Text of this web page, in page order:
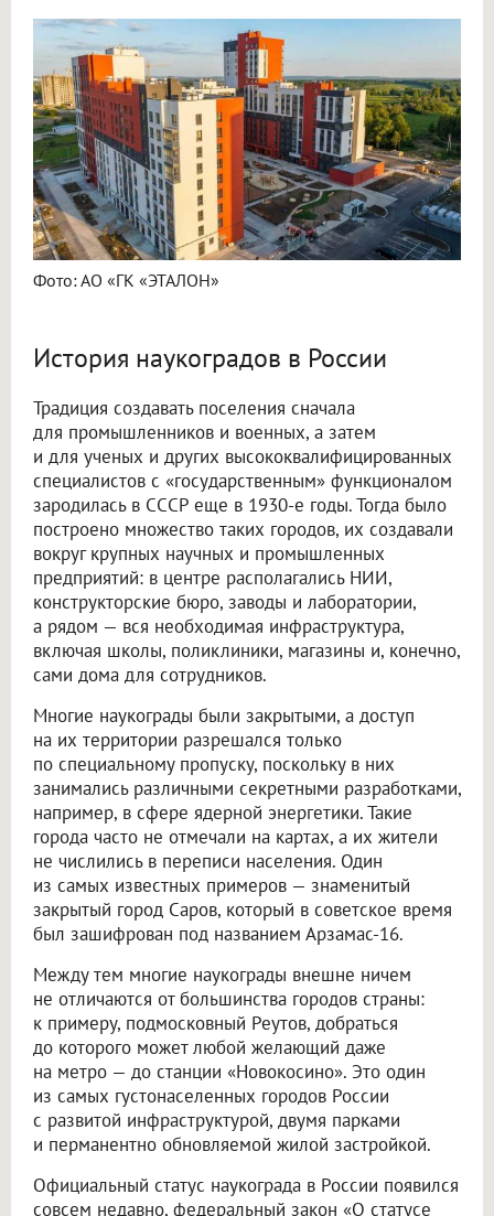
Фото: АО «ГК «ЭТАЛОН»
История наукоградов в России
Традиция создавать поселения сначала
для промышленников и военных, а затем
и для ученых и других высококвалифицированных
специалистов с «государственным» функционалом
зародилась в СССР еще в 1930-е годы. Тогда было
построено множество таких городов, их создавали
вокруг крупных научных и промышленных
предприятий: в центре располагались НИИ,
конструкторские бюро, заводы и лаборатории,
а рядом — вся необходимая инфраструктура,
включая школы, поликлиники, магазины и, конечно,
сами дома для сотрудников.
Многие наукограды были закрытыми, а доступ
на их территории разрешался только
по специальному пропуску, поскольку в них
занимались различными секретными разработками,
например, в сфере ядерной энергетики. Такие
города часто не отмечали на картах, а их жители
не числились в переписи населения. Один
из самых известных примеров — знаменитый
закрытый город Саров, который в советское время
был зашифрован под названием Арзамас-16.
Между тем многие наукограды внешне ничем
не отличаются от большинства городов страны:
к примеру, подмосковный Реутов, добраться
до которого может любой желающий даже
на метро — до станции «Новокосино». Это один
из самых густонаселенных городов России
с развитой инфраструктурой, двумя парками
и перманентно обновляемой жилой застройкой.
Официальный статус наукограда в России появился
совсем недавно, федеральный закон «О статусе